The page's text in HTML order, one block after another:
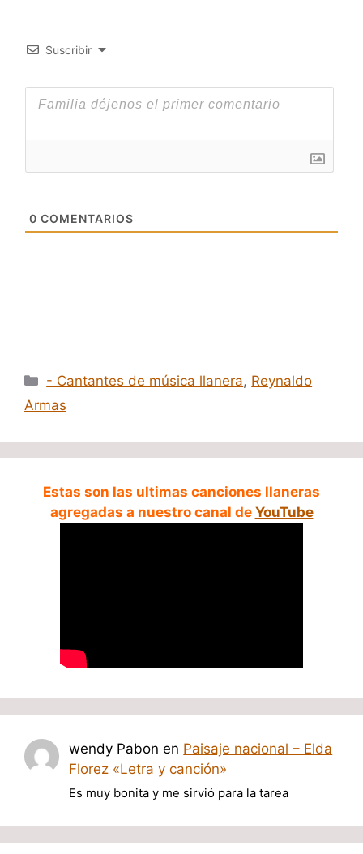
Suscribir
0 COMENTARIOS
Categorías
- Cantantes de música llanera, Reynaldo
Armas
Estas son las ultimas canciones llaneras
agregadas a nuestro canal de YouTube
wendy Pabon en Paisaje nacional – Elda
Florez «Letra y canción»
Es muy bonita y me sirvió para la tarea